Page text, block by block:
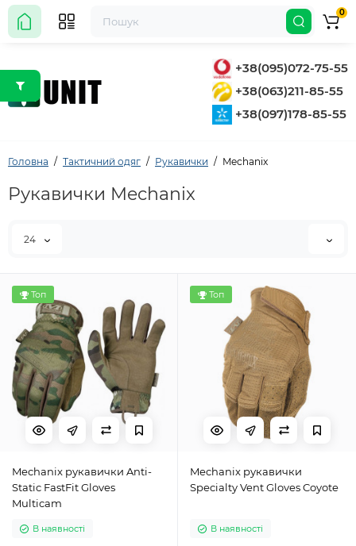
+38(095)072-75-55
+38(063)211-85-55
+38(097)178-85-55
0
Головна Тактичний одяг Рукавички Mechanix
Рукавички Mechanix
24
Топ
Mechanix рукавички Anti-
Static FastFit Gloves
Multicam
В наявності
Топ
Mechanix рукавички
Specialty Vent Gloves Coyote
В наявності